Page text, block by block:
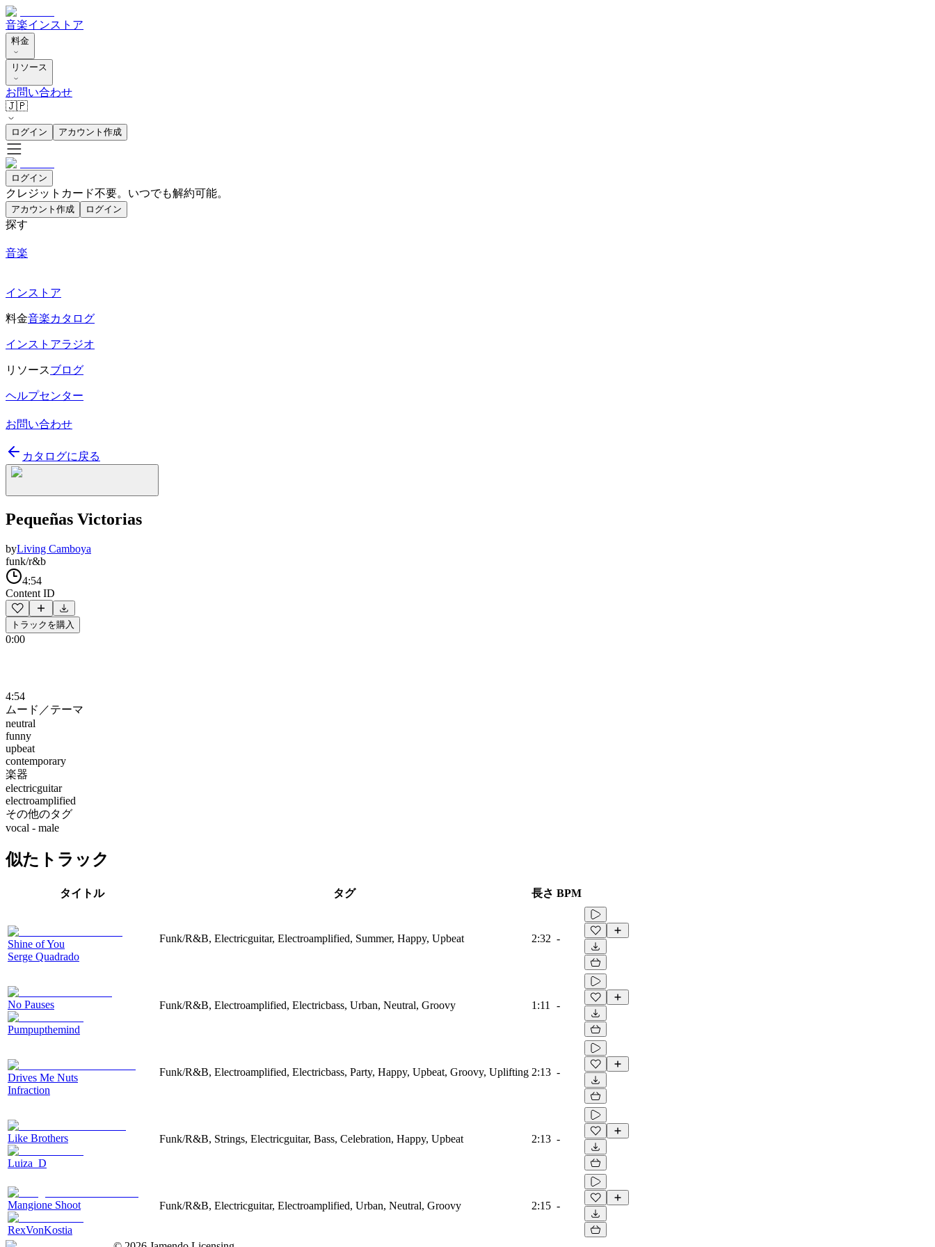
音楽インストア
料金
リソース
お問い合わせ
🇯🇵
ログイン アカウント作成
ログイン
クレジットカード不要。いつでも解約可能。
アカウント作成 ログイン
探す
音楽
インストア
料金音楽カタログ
インストアラジオ
リソースブログ
ヘルプセンター
お問い合わせ
カタログに戻る
Pequeñas Victorias
byLiving Camboya
funk/r&b
4:54
Content ID
トラックを購入
0:00
4:54
ムード／テーマ
neutral
funny
upbeat
contemporary
楽器
electricguitar
electroamplified
その他のタグ
vocal - male
似たトラック
タイトル タグ 長さ BPM
Shine of You
Serge Quadrado
Funk/R&B, Electricguitar, Electroamplified, Summer, Happy, Upbeat 2:32 -
No Pauses
Pumpupthemind
Funk/R&B, Electroamplified, Electricbass, Urban, Neutral, Groovy 1:11 -
Drives Me Nuts
Infraction
Funk/R&B, Electroamplified, Electricbass, Party, Happy, Upbeat, Groovy, Uplifting 2:13 -
Like Brothers
Luiza_D
Funk/R&B, Strings, Electricguitar, Bass, Celebration, Happy, Upbeat 2:13 -
Mangione Shoot
RexVonKostia
Funk/R&B, Electricguitar, Electroamplified, Urban, Neutral, Groovy 2:15 -